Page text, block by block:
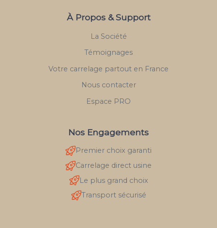
À Propos & Support
La Société
Témoignages
Votre carrelage partout en France
Nous contacter
Espace PRO
Nos Engagements
Premier choix garanti
Carrelage direct usine
Le plus grand choix
Transport sécurisé